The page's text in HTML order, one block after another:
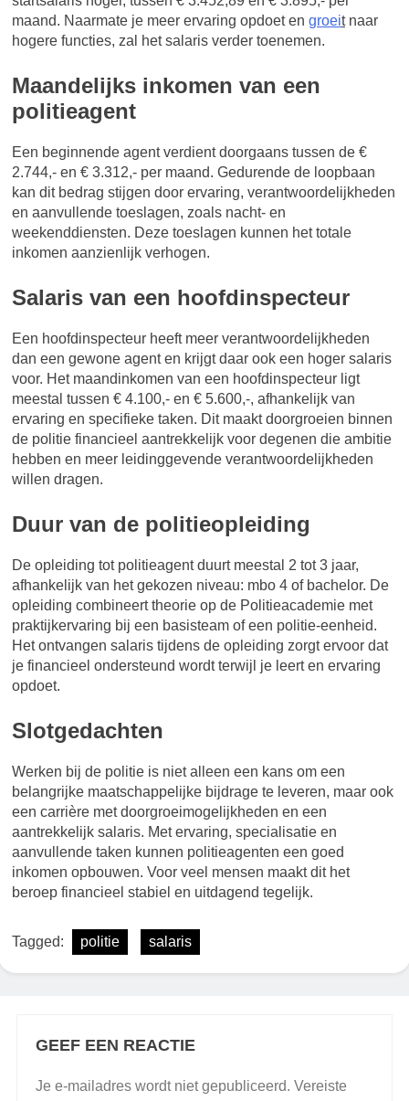
maand. Naarmate je meer ervaring opdoet en groeitnaar
hogere functies, zal het salaris verder toenemen.
Maandelijks inkomen van een
politieagent
Een beginnende agent verdient doorgaans tussen de €
2.744,- en € 3.312,- per maand. Gedurende de loopbaan
kan dit bedrag stijgen door ervaring, verantwoordelijkheden
en aanvullende toeslagen, zoals nacht- en
weekenddiensten. Deze toeslagen kunnen het totale
inkomen aanzienlijk verhogen.
Salaris van een hoofdinspecteur
Een hoofdinspecteur heeft meer verantwoordelijkheden
dan een gewone agent en krijgt daar ook een hoger salaris
voor. Het maandinkomen van een hoofdinspecteur ligt
meestal tussen € 4.100,- en € 5.600,-, afhankelijk van
ervaring en specifieke taken. Dit maakt doorgroeien binnen
de politie financieel aantrekkelijk voor degenen die ambitie
hebben en meer leidinggevende verantwoordelijkheden
willen dragen.
Duur van de politieopleiding
De opleiding tot politieagent duurt meestal 2 tot 3 jaar,
afhankelijk van het gekozen niveau: mbo 4 of bachelor. De
opleiding combineert theorie op de Politieacademie met
praktijkervaring bij een basisteam of een politie-eenheid.
Het ontvangen salaris tijdens de opleiding zorgt ervoor dat
je financieel ondersteund wordt terwijl je leert en ervaring
opdoet.
Slotgedachten
Werken bij de politie is niet alleen een kans om een
belangrijke maatschappelijke bijdrage te leveren, maar ook
een carrière met doorgroeimogelijkheden en een
aantrekkelijk salaris. Met ervaring, specialisatie en
aanvullende taken kunnen politieagenten een goed
inkomen opbouwen. Voor veel mensen maakt dit het
beroep financieel stabiel en uitdagend tegelijk.
Tagged: politie salaris
GEEF EEN REACTIE
Je e-mailadres wordt niet gepubliceerd. Vereiste